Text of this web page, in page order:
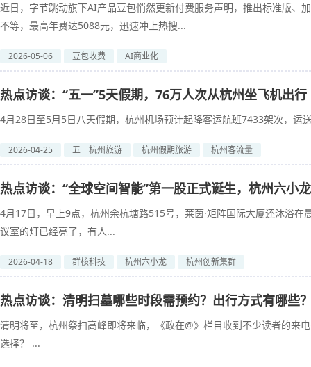
近日，字节跳动旗下AI产品豆包悄然更新付费服务声明，推出标准版、
不等，最高年费达5088元，迅速冲上热搜...
2026-05-06 豆包收费 AI商业化
热点访谈：“五一”5天假期，76万人次从杭州坐飞机出行
4月28日至5月5日八天假期，杭州机场预计起降客运航班7433架次，运
2026-04-25 五一杭州旅游 杭州假期旅游 杭州客流量
热点访谈：“全球空间智能”第一股正式诞生，杭州六小
4月17日，早上9点，杭州余杭塘路515号，莱茵·矩阵国际大厦还沐浴
议室的灯已经亮了，有人...
2026-04-18 群核科技 杭州六小龙 杭州创新集群
热点访谈：清明扫墓哪些时段需预约？出行方式有哪些
清明将至，杭州祭扫高峰即将来临，《政在@》栏目收到不少读者的来
选择？ ...